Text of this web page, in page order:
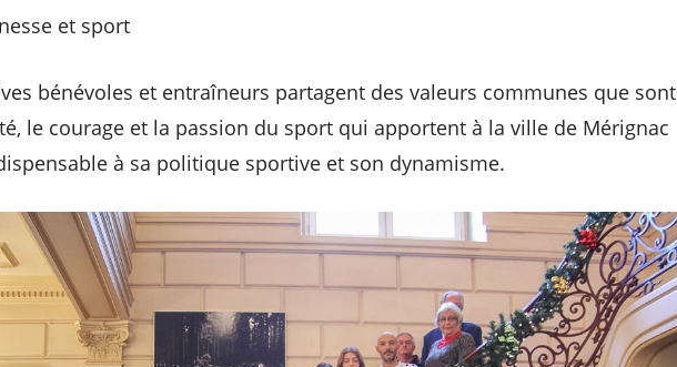
et sport
bénévoles et entraîneurs partagent des valeurs communes que sont
le courage et la passion du sport qui apportent à la ville de Mérignac
à sa politique sportive et son dynamisme.